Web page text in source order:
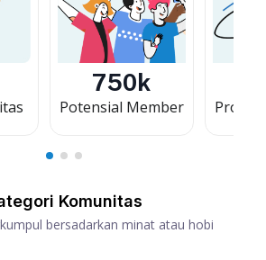
750k
Potensial Member
Komunitas
bersadarkan minat atau hobi